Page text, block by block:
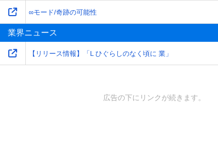
∞モード/奇跡の可能性
業界ニュース
【リリース情報】「L ひぐらしのなく頃に 業」
広告の下にリンクが続きます。